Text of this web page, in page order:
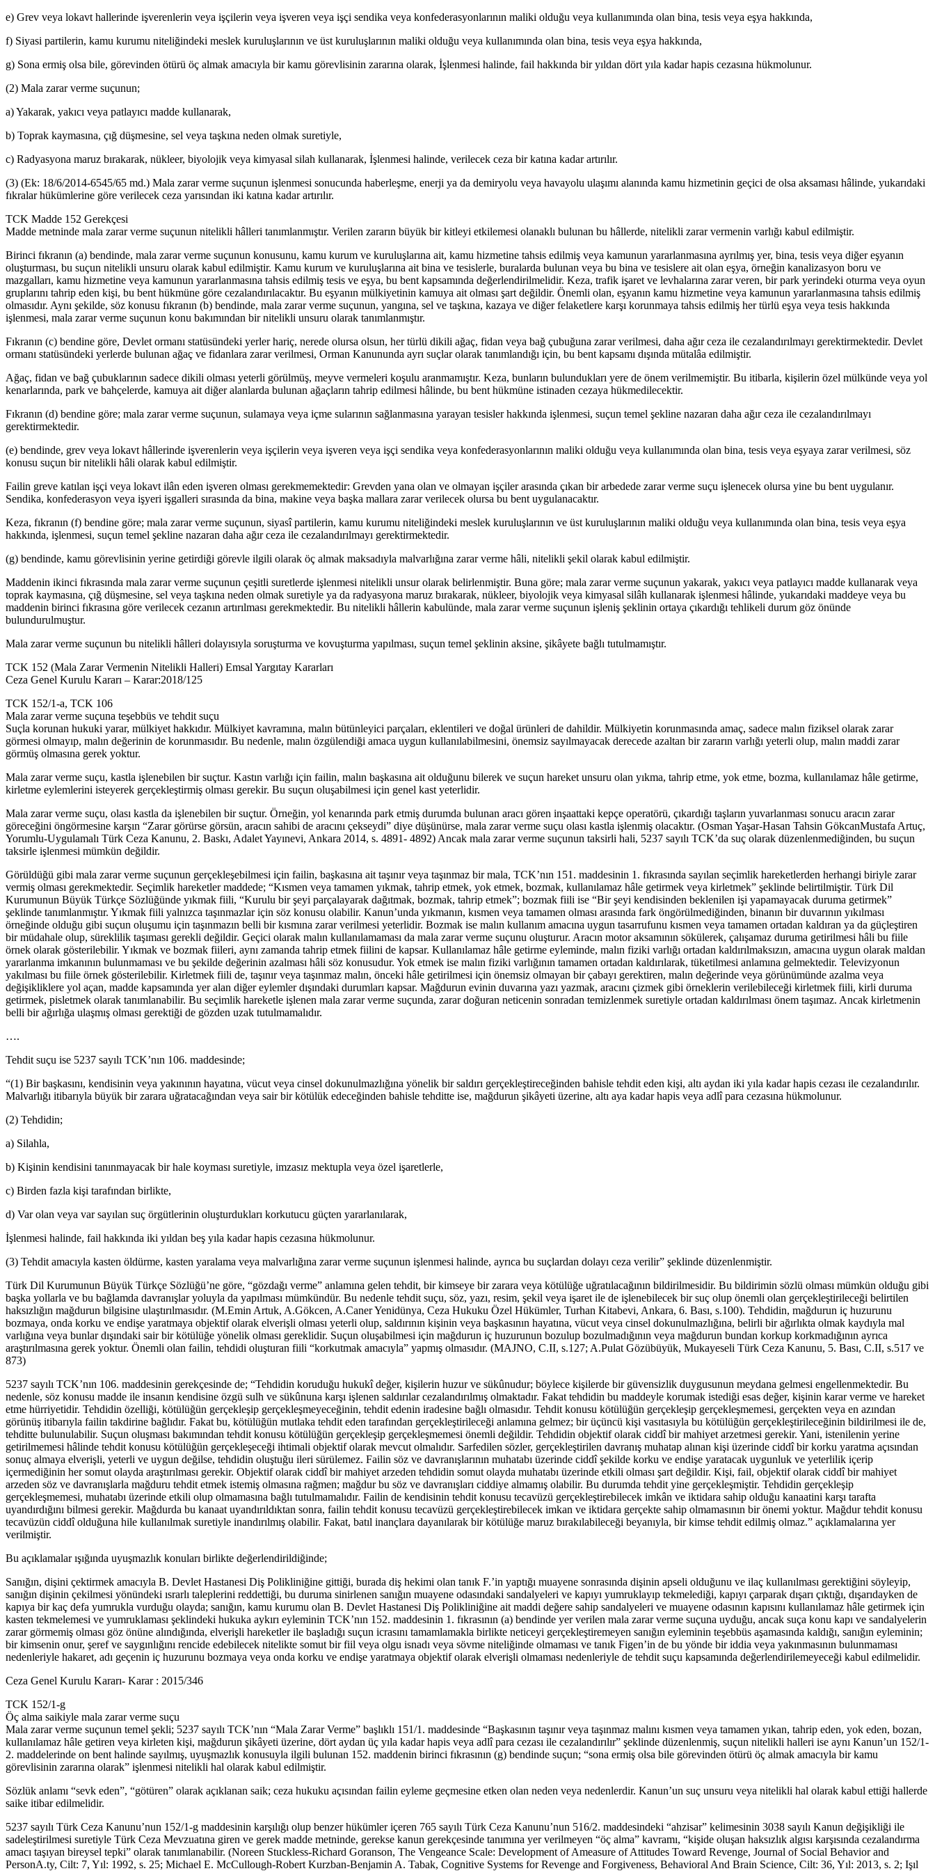
e) Grev veya lokavt hallerinde işverenlerin veya işçilerin veya işveren veya işçi sendika veya konfederasyonlarının maliki olduğu veya kullanımında olan bina, tesis veya eşya hakkında,
f) Siyasi partilerin, kamu kurumu niteliğindeki meslek kuruluşlarının ve üst kuruluşlarının maliki olduğu veya kullanımında olan bina, tesis veya eşya hakkında,
g) Sona ermiş olsa bile, görevinden ötürü öç almak amacıyla bir kamu görevlisinin zararına olarak, İşlenmesi halinde, fail hakkında bir yıldan dört yıla kadar hapis cezasına hükmolunur.
(2) Mala zarar verme suçunun;
a) Yakarak, yakıcı veya patlayıcı madde kullanarak,
b) Toprak kaymasına, çığ düşmesine, sel veya taşkına neden olmak suretiyle,
c) Radyasyona maruz bırakarak, nükleer, biyolojik veya kimyasal silah kullanarak, İşlenmesi halinde, verilecek ceza bir katına kadar artırılır.
(3) (Ek: 18/6/2014-6545/65 md.) Mala zarar verme suçunun işlenmesi sonucunda haberleşme, enerji ya da demiryolu veya havayolu ulaşımı alanında kamu hizmetinin geçici de olsa aksaması hâlinde, yukarıdaki
fıkralar hükümlerine göre verilecek ceza yarısından iki katına kadar artırılır.
TCK Madde 152 Gerekçesi
Madde metninde mala zarar verme suçunun nitelikli hâlleri tanımlanmıştır. Verilen zararın büyük bir kitleyi etkilemesi olanaklı bulunan bu hâllerde, nitelikli zarar vermenin varlığı kabul edilmiştir.
Birinci fıkranın (a) bendinde, mala zarar verme suçunun konusunu, kamu kurum ve kuruluşlarına ait, kamu hizmetine tahsis edilmiş veya kamunun yararlanmasına ayrılmış yer, bina, tesis veya diğer eşyanın
oluşturması, bu suçun nitelikli unsuru olarak kabul edilmiştir. Kamu kurum ve kuruluşlarına ait bina ve tesislerle, buralarda bulunan veya bu bina ve tesislere ait olan eşya, örneğin kanalizasyon boru ve
mazgalları, kamu hizmetine veya kamunun yararlanmasına tahsis edilmiş tesis ve eşya, bu bent kapsamında değerlendirilmelidir. Keza, trafik işaret ve levhalarına zarar veren, bir park yerindeki oturma veya oyun
gruplarını tahrip eden kişi, bu bent hükmüne göre cezalandırılacaktır. Bu eşyanın mülkiyetinin kamuya ait olması şart değildir. Önemli olan, eşyanın kamu hizmetine veya kamunun yararlanmasına tahsis edilmiş
olmasıdır. Aynı şekilde, söz konusu fıkranın (b) bendinde, mala zarar verme suçunun, yangına, sel ve taşkına, kazaya ve diğer felaketlere karşı korunmaya tahsis edilmiş her türlü eşya veya tesis hakkında
işlenmesi, mala zarar verme suçunun konu bakımından bir nitelikli unsuru olarak tanımlanmıştır.
Fıkranın (c) bendine göre, Devlet ormanı statüsündeki yerler hariç, nerede olursa olsun, her türlü dikili ağaç, fidan veya bağ çubuğuna zarar verilmesi, daha ağır ceza ile cezalandırılmayı gerektirmektedir. Devlet
ormanı statüsündeki yerlerde bulunan ağaç ve fidanlara zarar verilmesi, Orman Kanununda ayrı suçlar olarak tanımlandığı için, bu bent kapsamı dışında mütalâa edilmiştir.
Ağaç, fidan ve bağ çubuklarının sadece dikili olması yeterli görülmüş, meyve vermeleri koşulu aranmamıştır. Keza, bunların bulundukları yere de önem verilmemiştir. Bu itibarla, kişilerin özel mülkünde veya yol
kenarlarında, park ve bahçelerde, kamuya ait diğer alanlarda bulunan ağaçların tahrip edilmesi hâlinde, bu bent hükmüne istinaden cezaya hükmedilecektir.
Fıkranın (d) bendine göre; mala zarar verme suçunun, sulamaya veya içme sularının sağlanmasına yarayan tesisler hakkında işlenmesi, suçun temel şekline nazaran daha ağır ceza ile cezalandırılmayı
gerektirmektedir.
(e) bendinde, grev veya lokavt hâllerinde işverenlerin veya işçilerin veya işveren veya işçi sendika veya konfederasyonlarının maliki olduğu veya kullanımında olan bina, tesis veya eşyaya zarar verilmesi, söz
konusu suçun bir nitelikli hâli olarak kabul edilmiştir.
Failin greve katılan işçi veya lokavt ilân eden işveren olması gerekmemektedir: Grevden yana olan ve olmayan işçiler arasında çıkan bir arbedede zarar verme suçu işlenecek olursa yine bu bent uygulanır.
Sendika, konfederasyon veya işyeri işgalleri sırasında da bina, makine veya başka mallara zarar verilecek olursa bu bent uygulanacaktır.
Keza, fıkranın (f) bendine göre; mala zarar verme suçunun, siyasî partilerin, kamu kurumu niteliğindeki meslek kuruluşlarının ve üst kuruluşlarının maliki olduğu veya kullanımında olan bina, tesis veya eşya
hakkında, işlenmesi, suçun temel şekline nazaran daha ağır ceza ile cezalandırılmayı gerektirmektedir.
(g) bendinde, kamu görevlisinin yerine getirdiği görevle ilgili olarak öç almak maksadıyla malvarlığına zarar verme hâli, nitelikli şekil olarak kabul edilmiştir.
Maddenin ikinci fıkrasında mala zarar verme suçunun çeşitli suretlerde işlenmesi nitelikli unsur olarak belirlenmiştir. Buna göre; mala zarar verme suçunun yakarak, yakıcı veya patlayıcı madde kullanarak veya
toprak kaymasına, çığ düşmesine, sel veya taşkına neden olmak suretiyle ya da radyasyona maruz bırakarak, nükleer, biyolojik veya kimyasal silâh kullanarak işlenmesi hâlinde, yukarıdaki maddeye veya bu
maddenin birinci fıkrasına göre verilecek cezanın artırılması gerekmektedir. Bu nitelikli hâllerin kabulünde, mala zarar verme suçunun işleniş şeklinin ortaya çıkardığı tehlikeli durum göz önünde
bulundurulmuştur.
Mala zarar verme suçunun bu nitelikli hâlleri dolayısıyla soruşturma ve kovuşturma yapılması, suçun temel şeklinin aksine, şikâyete bağlı tutulmamıştır.
TCK 152 (Mala Zarar Vermenin Nitelikli Halleri) Emsal Yargıtay Kararları
Ceza Genel Kurulu Kararı – Karar:2018/125
TCK 152/1-a, TCK 106
Mala zarar verme suçuna teşebbüs ve tehdit suçu
Suçla korunan hukuki yarar, mülkiyet hakkıdır. Mülkiyet kavramına, malın bütünleyici parçaları, eklentileri ve doğal ürünleri de dahildir. Mülkiyetin korunmasında amaç, sadece malın fiziksel olarak zarar
görmesi olmayıp, malın değerinin de korunmasıdır. Bu nedenle, malın özgülendiği amaca uygun kullanılabilmesini, önemsiz sayılmayacak derecede azaltan bir zararın varlığı yeterli olup, malın maddi zarar
görmüş olmasına gerek yoktur.
Mala zarar verme suçu, kastla işlenebilen bir suçtur. Kastın varlığı için failin, malın başkasına ait olduğunu bilerek ve suçun hareket unsuru olan yıkma, tahrip etme, yok etme, bozma, kullanılamaz hâle getirme,
kirletme eylemlerini isteyerek gerçekleştirmiş olması gerekir. Bu suçun oluşabilmesi için genel kast yeterlidir.
Mala zarar verme suçu, olası kastla da işlenebilen bir suçtur. Örneğin, yol kenarında park etmiş durumda bulunan aracı gören inşaattaki kepçe operatörü, çıkardığı taşların yuvarlanması sonucu aracın zarar
göreceğini öngörmesine karşın “Zarar görürse görsün, aracın sahibi de aracını çekseydi” diye düşünürse, mala zarar verme suçu olası kastla işlenmiş olacaktır. (Osman Yaşar-Hasan Tahsin GökcanMustafa Artuç,
Yorumlu-Uygulamalı Türk Ceza Kanunu, 2. Baskı, Adalet Yayınevi, Ankara 2014, s. 4891- 4892) Ancak mala zarar verme suçunun taksirli hali, 5237 sayılı TCK’da suç olarak düzenlenmediğinden, bu suçun
taksirle işlenmesi mümkün değildir.
Görüldüğü gibi mala zarar verme suçunun gerçekleşebilmesi için failin, başkasına ait taşınır veya taşınmaz bir mala, TCK’nın 151. maddesinin 1. fıkrasında sayılan seçimlik hareketlerden herhangi biriyle zarar
vermiş olması gerekmektedir. Seçimlik hareketler maddede; “Kısmen veya tamamen yıkmak, tahrip etmek, yok etmek, bozmak, kullanılamaz hâle getirmek veya kirletmek” şeklinde belirtilmiştir. Türk Dil
Kurumunun Büyük Türkçe Sözlüğünde yıkmak fiili, “Kurulu bir şeyi parçalayarak dağıtmak, bozmak, tahrip etmek”; bozmak fiili ise “Bir şeyi kendisinden beklenilen işi yapamayacak duruma getirmek”
şeklinde tanımlanmıştır. Yıkmak fiili yalnızca taşınmazlar için söz konusu olabilir. Kanun’unda yıkmanın, kısmen veya tamamen olması arasında fark öngörülmediğinden, binanın bir duvarının yıkılması
örneğinde olduğu gibi suçun oluşumu için taşınmazın belli bir kısmına zarar verilmesi yeterlidir. Bozmak ise malın kullanım amacına uygun tasarrufunu kısmen veya tamamen ortadan kaldıran ya da güçleştiren
bir müdahale olup, süreklilik taşıması gerekli değildir. Geçici olarak malın kullanılamaması da mala zarar verme suçunu oluşturur. Aracın motor aksamının sökülerek, çalışamaz duruma getirilmesi hâli bu fiile
örnek olarak gösterilebilir. Yıkmak ve bozmak fiileri, aynı zamanda tahrip etmek fiilini de kapsar. Kullanılamaz hâle getirme eyleminde, malın fiziki varlığı ortadan kaldırılmaksızın, amacına uygun olarak maldan
yararlanma imkanının bulunmaması ve bu şekilde değerinin azalması hâli söz konusudur. Yok etmek ise malın fiziki varlığının tamamen ortadan kaldırılarak, tüketilmesi anlamına gelmektedir. Televizyonun
yakılması bu fiile örnek gösterilebilir. Kirletmek fiili de, taşınır veya taşınmaz malın, önceki hâle getirilmesi için önemsiz olmayan bir çabayı gerektiren, malın değerinde veya görünümünde azalma veya
değişikliklere yol açan, madde kapsamında yer alan diğer eylemler dışındaki durumları kapsar. Mağdurun evinin duvarına yazı yazmak, aracını çizmek gibi örneklerin verilebileceği kirletmek fiili, kirli duruma
getirmek, pisletmek olarak tanımlanabilir. Bu seçimlik hareketle işlenen mala zarar verme suçunda, zarar doğuran neticenin sonradan temizlenmek suretiyle ortadan kaldırılması önem taşımaz. Ancak kirletmenin
belli bir ağırlığa ulaşmış olması gerektiği de gözden uzak tutulmamalıdır.
….
Tehdit suçu ise 5237 sayılı TCK’nın 106. maddesinde;
“(1) Bir başkasını, kendisinin veya yakınının hayatına, vücut veya cinsel dokunulmazlığına yönelik bir saldırı gerçekleştireceğinden bahisle tehdit eden kişi, altı aydan iki yıla kadar hapis cezası ile cezalandırılır.
Malvarlığı itibarıyla büyük bir zarara uğratacağından veya sair bir kötülük edeceğinden bahisle tehditte ise, mağdurun şikâyeti üzerine, altı aya kadar hapis veya adlî para cezasına hükmolunur.
(2) Tehdidin;
a) Silahla,
b) Kişinin kendisini tanınmayacak bir hale koyması suretiyle, imzasız mektupla veya özel işaretlerle,
c) Birden fazla kişi tarafından birlikte,
d) Var olan veya var sayılan suç örgütlerinin oluşturdukları korkutucu güçten yararlanılarak,
İşlenmesi halinde, fail hakkında iki yıldan beş yıla kadar hapis cezasına hükmolunur.
(3) Tehdit amacıyla kasten öldürme, kasten yaralama veya malvarlığına zarar verme suçunun işlenmesi halinde, ayrıca bu suçlardan dolayı ceza verilir” şeklinde düzenlenmiştir.
Türk Dil Kurumunun Büyük Türkçe Sözlüğü’ne göre, “gözdağı verme” anlamına gelen tehdit, bir kimseye bir zarara veya kötülüğe uğratılacağının bildirilmesidir. Bu bildirimin sözlü olması mümkün olduğu gibi
başka yollarla ve bu bağlamda davranışlar yoluyla da yapılması mümkündür. Bu nedenle tehdit suçu, söz, yazı, resim, şekil veya işaret ile de işlenebilecek bir suç olup önemli olan gerçekleştirileceği belirtilen
haksızlığın mağdurun bilgisine ulaştırılmasıdır. (M.Emin Artuk, A.Gökcen, A.Caner Yenidünya, Ceza Hukuku Özel Hükümler, Turhan Kitabevi, Ankara, 6. Bası, s.100). Tehdidin, mağdurun iç huzurunu
bozmaya, onda korku ve endişe yaratmaya objektif olarak elverişli olması yeterli olup, saldırının kişinin veya başkasının hayatına, vücut veya cinsel dokunulmazlığına, belirli bir ağırlıkta olmak kaydıyla mal
varlığına veya bunlar dışındaki sair bir kötülüğe yönelik olması gereklidir. Suçun oluşabilmesi için mağdurun iç huzurunun bozulup bozulmadığının veya mağdurun bundan korkup korkmadığının ayrıca
araştırılmasına gerek yoktur. Önemli olan failin, tehdidi oluşturan fiili “korkutmak amacıyla” yapmış olmasıdır. (MAJNO, C.II, s.127; A.Pulat Gözübüyük, Mukayeseli Türk Ceza Kanunu, 5. Bası, C.II, s.517 ve
873)
5237 sayılı TCK’nın 106. maddesinin gerekçesinde de; “Tehdidin koruduğu hukukî değer, kişilerin huzur ve sükûnudur; böylece kişilerde bir güvensizlik duygusunun meydana gelmesi engellenmektedir. Bu
nedenle, söz konusu madde ile insanın kendisine özgü sulh ve sükûnuna karşı işlenen saldırılar cezalandırılmış olmaktadır. Fakat tehdidin bu maddeyle korumak istediği esas değer, kişinin karar verme ve hareket
etme hürriyetidir. Tehdidin özelliği, kötülüğün gerçekleşip gerçekleşmeyeceğinin, tehdit edenin iradesine bağlı olmasıdır. Tehdit konusu kötülüğün gerçekleşip gerçekleşmemesi, gerçekten veya en azından
görünüş itibarıyla failin takdirine bağlıdır. Fakat bu, kötülüğün mutlaka tehdit eden tarafından gerçekleştirileceği anlamına gelmez; bir üçüncü kişi vasıtasıyla bu kötülüğün gerçekleştirileceğinin bildirilmesi ile de,
tehditte bulunulabilir. Suçun oluşması bakımından tehdit konusu kötülüğün gerçekleşip gerçekleşmemesi önemli değildir. Tehdidin objektif olarak ciddî bir mahiyet arzetmesi gerekir. Yani, istenilenin yerine
getirilmemesi hâlinde tehdit konusu kötülüğün gerçekleşeceği ihtimali objektif olarak mevcut olmalıdır. Sarfedilen sözler, gerçekleştirilen davranış muhatap alınan kişi üzerinde ciddî bir korku yaratma açısından
sonuç almaya elverişli, yeterli ve uygun değilse, tehdidin oluştuğu ileri sürülemez. Failin söz ve davranışlarının muhatabı üzerinde ciddî şekilde korku ve endişe yaratacak uygunluk ve yeterlilik içerip
içermediğinin her somut olayda araştırılması gerekir. Objektif olarak ciddî bir mahiyet arzeden tehdidin somut olayda muhatabı üzerinde etkili olması şart değildir. Kişi, fail, objektif olarak ciddî bir mahiyet
arzeden söz ve davranışlarla mağduru tehdit etmek istemiş olmasına rağmen; mağdur bu söz ve davranışları ciddiye almamış olabilir. Bu durumda tehdit yine gerçekleşmiştir. Tehdidin gerçekleşip
gerçekleşmemesi, muhatabı üzerinde etkili olup olmamasına bağlı tutulmamalıdır. Failin de kendisinin tehdit konusu tecavüzü gerçekleştirebilecek imkân ve iktidara sahip olduğu kanaatini karşı tarafta
uyandırdığını bilmesi gerekir. Mağdurda bu kanaat uyandırıldıktan sonra, failin tehdit konusu tecavüzü gerçekleştirebilecek imkan ve iktidara gerçekte sahip olmamasının bir önemi yoktur. Mağdur tehdit konusu
tecavüzün ciddî olduğuna hile kullanılmak suretiyle inandırılmış olabilir. Fakat, batıl inançlara dayanılarak bir kötülüğe maruz bırakılabileceği beyanıyla, bir kimse tehdit edilmiş olmaz.” açıklamalarına yer
verilmiştir.
Bu açıklamalar ışığında uyuşmazlık konuları birlikte değerlendirildiğinde;
Sanığın, dişini çektirmek amacıyla B. Devlet Hastanesi Diş Polikliniğine gittiği, burada diş hekimi olan tanık F.’in yaptığı muayene sonrasında dişinin apseli olduğunu ve ilaç kullanılması gerektiğini söyleyip,
sanığın dişinin çekilmesi yönündeki ısrarlı taleplerini reddettiği, bu duruma sinirlenen sanığın muayene odasındaki sandalyeleri ve kapıyı yumruklayıp tekmelediği, kapıyı çarparak dışarı çıktığı, dışarıdayken de
kapıya bir kaç defa yumrukla vurduğu olayda; sanığın, kamu kurumu olan B. Devlet Hastanesi Diş Polikliniğine ait maddi değere sahip sandalyeleri ve muayene odasının kapısını kullanılamaz hâle getirmek için
kasten tekmelemesi ve yumruklaması şeklindeki hukuka aykırı eyleminin TCK’nın 152. maddesinin 1. fıkrasının (a) bendinde yer verilen mala zarar verme suçuna uyduğu, ancak suça konu kapı ve sandalyelerin
zarar görmemiş olması göz önüne alındığında, elverişli hareketler ile başladığı suçun icrasını tamamlamakla birlikte neticeyi gerçekleştiremeyen sanığın eyleminin teşebbüs aşamasında kaldığı, sanığın eyleminin;
bir kimsenin onur, şeref ve saygınlığını rencide edebilecek nitelikte somut bir fiil veya olgu isnadı veya sövme niteliğinde olmaması ve tanık Figen’in de bu yönde bir iddia veya yakınmasının bulunmaması
nedenleriyle hakaret, adı geçenin iç huzurunu bozmaya veya onda korku ve endişe yaratmaya objektif olarak elverişli olmaması nedenleriyle de tehdit suçu kapsamında değerlendirilemeyeceği kabul edilmelidir.
Ceza Genel Kurulu Kararı- Karar : 2015/346
TCK 152/1-g
Öç alma saikiyle mala zarar verme suçu
Mala zarar verme suçunun temel şekli; 5237 sayılı TCK’nın “Mala Zarar Verme” başlıklı 151/1. maddesinde “Başkasının taşınır veya taşınmaz malını kısmen veya tamamen yıkan, tahrip eden, yok eden, bozan,
kullanılamaz hâle getiren veya kirleten kişi, mağdurun şikâyeti üzerine, dört aydan üç yıla kadar hapis veya adlî para cezası ile cezalandırılır” şeklinde düzenlenmiş, suçun nitelikli halleri ise aynı Kanun’un 152/1-
2. maddelerinde on bent halinde sayılmış, uyuşmazlık konusuyla ilgili bulunan 152. maddenin birinci fıkrasının (g) bendinde suçun; “sona ermiş olsa bile görevinden ötürü öç almak amacıyla bir kamu
görevlisinin zararına olarak” işlenmesi nitelikli hal olarak kabul edilmiştir.
Sözlük anlamı “sevk eden”, “götüren” olarak açıklanan saik; ceza hukuku açısından failin eyleme geçmesine etken olan neden veya nedenlerdir. Kanun’un suç unsuru veya nitelikli hal olarak kabul ettiği hallerde
saike itibar edilmelidir.
5237 sayılı Türk Ceza Kanunu’nun 152/1-g maddesinin karşılığı olup benzer hükümler içeren 765 sayılı Türk Ceza Kanunu’nun 516/2. maddesindeki “ahzisar” kelimesinin 3038 sayılı Kanun değişikliği ile
sadeleştirilmesi suretiyle Türk Ceza Mevzuatına giren ve gerek madde metninde, gerekse kanun gerekçesinde tanımına yer verilmeyen “öç alma” kavramı, “kişide oluşan haksızlık algısı karşısında cezalandırma
amacı taşıyan bireysel tepki” olarak tanımlanabilir. (Noreen Stuckless-Richard Goranson, The Vengeance Scale: Development of Ameasure of Attitudes Toward Revenge, Journal of Social Behavior and
PersonA.ty, Cilt: 7, Yıl: 1992, s. 25; Michael E. McCullough-Robert Kurzban-Benjamin A. Tabak, Cognitive Systems for Revenge and Forgiveness, Behavioral And Brain Science, Cilt: 36, Yıl: 2013, s. 2; Işıl